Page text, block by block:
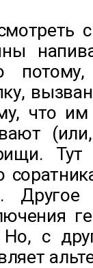
что
Тут
Другое
Но, с